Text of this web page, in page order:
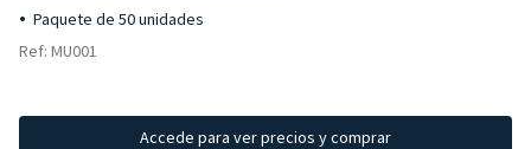
Paquete de 50 unidades
Ref: MU001
Accede para ver precios y comprar